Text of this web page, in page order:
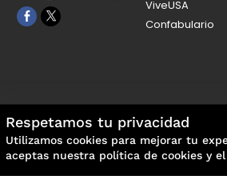
ViveUSA
Confabulario
Respetamos tu privacidad
Utilizamos cookies para mejorar tu
aceptas nuestra política de cookies y